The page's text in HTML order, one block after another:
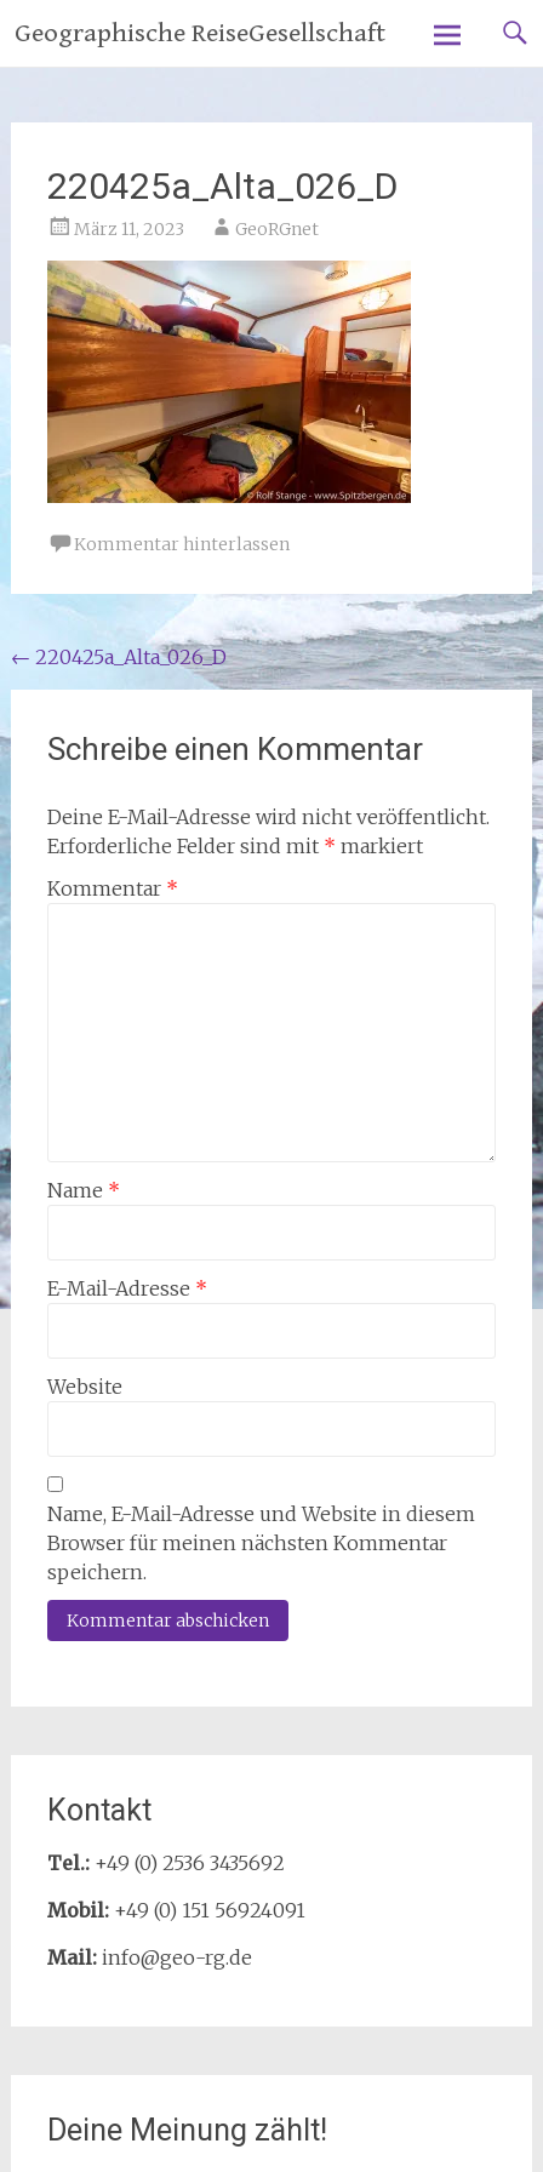
Inhalt
springen
Geographische ReiseGesellschaft
220425a_Alta_026_D
März 11, 2023 GeoRGnet
Kommentar hinterlassen
Beitragsnavigation
← 220425a_Alta_026_D
Schreibe einen Kommentar
Deine E-Mail-Adresse wird nicht veröffentlicht.
Erforderliche Felder sind mit * markiert
Kommentar *
Name *
E-Mail-Adresse *
Website
Name, E-Mail-Adresse und Website in diesem
Browser für meinen nächsten Kommentar
speichern.
Kontakt
Tel.:+49 (0) 2536 3435692
Mobil:+49 (0) 151 56924091
Mail:info@geo-rg.de
Deine Meinung zählt!